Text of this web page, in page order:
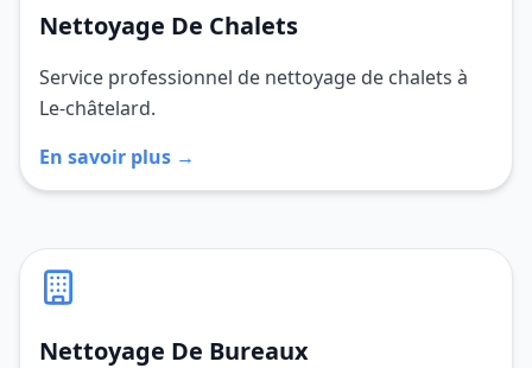
Nettoyage De Chalets
Service professionnel de nettoyage de chalets à
Le-châtelard.
En savoir plus →
Nettoyage De Bureaux